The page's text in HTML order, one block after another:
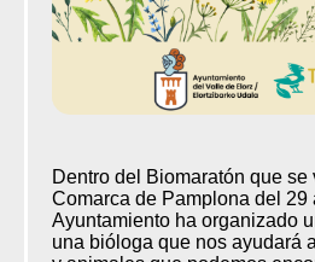
Dentro del Biomaratón que se
Comarca de Pamplona del 29
Ayuntamiento ha organizado
una bióloga que nos ayudará